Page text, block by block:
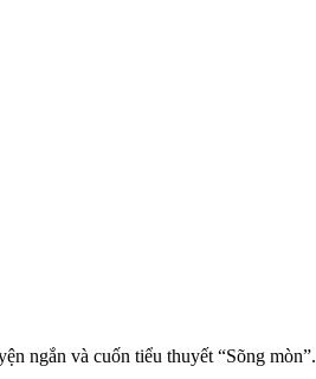
ngắn và cuốn tiểu thuyết “Sõng mòn”.